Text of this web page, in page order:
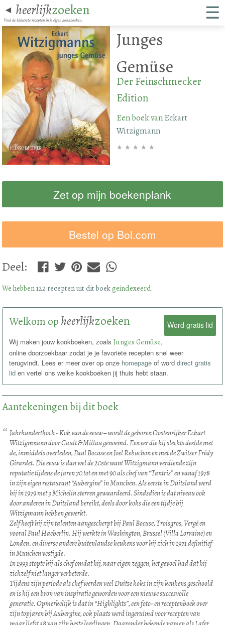
◄ heerlijkzoeken
Vind de lekkerste recepten in je eigen kookboeken. ☰
Junges
Gemüse
Der Feinschmecker
Edition
Een boek vanEckart
Witzigmann
★ ★ ★ ★ ★
Zet op mijn boekenplank
Bestel op Bol.com
Deel:
We hebben122 recepten uit dit boekgeindexeerd.
Word gratis lid
Welkom op heerlijkzoeken
Wij maken jouw kookboeken, zoalsJunges Gemüse,
online doorzoekbaar zodat je je favoriete recepten snel weer
terugvindt. Lees er meer over op onze homepage of worddirect gratis
lid en vertel ons welke kookboeken jij thuis hebt staan.
Aantekeningen bij dit boek
Jahrhundertkoch - Kok van de eeuw – wordt de geboren Oostenrijker Eckart
Witzigmnann door Gault & Millau genoemd. Een eer die hij slechts deelde met
de, inmiddels overleden, Paul Bocuse en Joel Rebuchon en met de Zwitser Frédy
Girardet. Die eeuw is dan wel de 20ste want Witzigmann verdiende zijn
reputatie tijdens de jaren 70 tot en met 90 als chef van “Tantris” en vanaf 1978
in zijn eigen restaurant “Aubergine” in Munchen. Als eerste in Duitsland werd
hij in 1979 met 3 Michelin sterren gewaardeerd. Sindsdien is dat niveau ook
door anderen in Duitsland bereikt, deels door koks die een tijdje bij
Witzigmann hebben gewerkt.
Zelf heeft hij zijn talenten aangescherpt bij Paul Bocuse, Troisgros, Vergé en
vooral Paul Haeberlin. Hij werkte in Washington, Brussel (Villa Lorraine) en
Londen. en diverse andere buitenlandse keukens voor hij zich in 1971 definitief
in Munchen vestigde.
In 1993 stopte hij als chef omdat hij, naar eigen zeggen, het gevoel had dat hij
zichzelf niet langer verbeterde.
Tijdens zijn periode als chef werden veel Duitse koks in zijn keukens geschoold
en is hij een bron van inspiratie geworden voor een nieuwe succesvolle
generatie. Opmerkelijk is dat in “Highlights”, een foto- en receptenboek over
zijn topjaren bij Aubergine, ook plaats werd ingeruimd voor recepten van